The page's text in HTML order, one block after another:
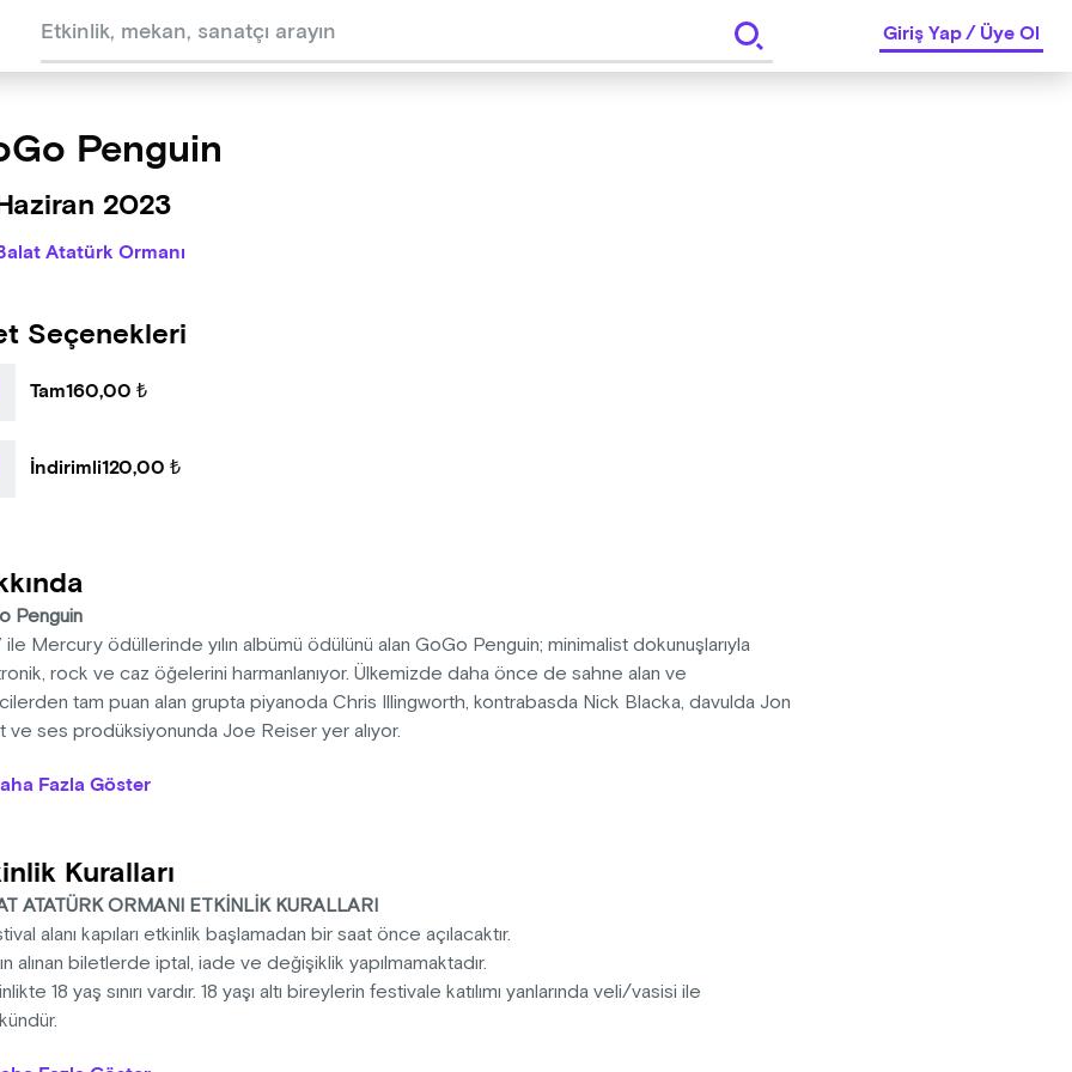
Giriş Yap/Üye Ol
Penguin
2023
Atatürk Ormanı
Seçenekleri
Tam160,00 ₺
İndirimli120,00 ₺
Penguin
ile Mercury ödüllerinde yılın albümü ödülünü alan GoGo Penguin; minimalist dokunuşlarıyla
rock ve caz öğelerini harmanlanıyor. Ülkemizde daha önce de sahne alan ve
tam puan alan grupta piyanoda Chris Illingworth, kontrabasda Nick Blacka, davulda Jon
ve ses prodüksiyonunda Joe Reiser yer alıyor.
ile dikkatleri üzerine çekiyor. Dans pistinden meditatif iç dünyalara uzanan akışlar yaratan
Fazla Göster
Kuralları
ATATÜRK ORMANI ETKİNLİK KURALLARI
alanı kapıları etkinlik başlamadan bir saat önce açılacaktır.
alınan biletlerde iptal, iade ve değişiklik yapılmamaktadır.
18 yaş sınırı vardır. 18 yaşı altı bireylerin festivale katılımı yanlarında veli/vasisi ile